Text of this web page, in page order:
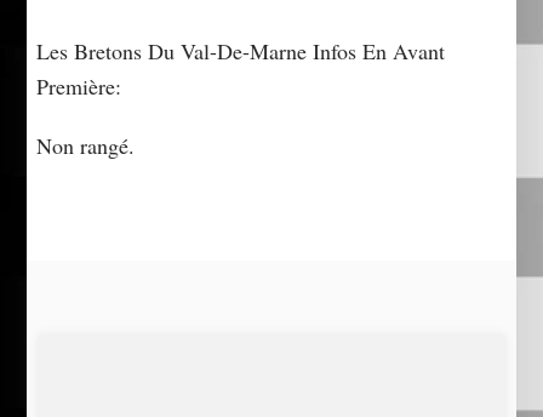
Les Bretons Du Val-De-Marne Infos En Avant
Première:
Non rangé.